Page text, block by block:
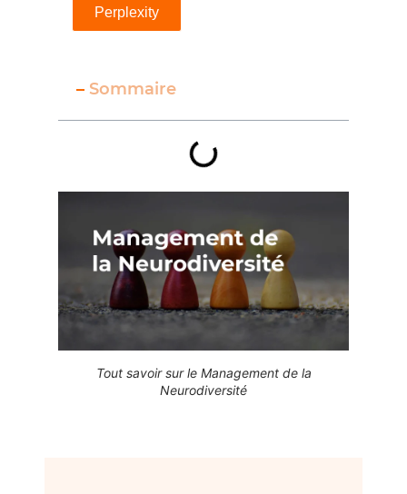
– Sommaire
Tout savoir sur le Management de la
Neurodiversité
Perplexity